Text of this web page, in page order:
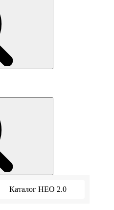
Каталог НЕО 2.0